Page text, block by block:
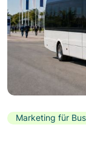
Marketing für